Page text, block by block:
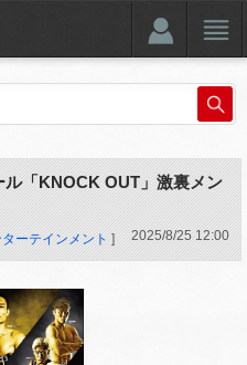
ル「KNOCK OUT」激裏メン
ーテインメント ] 2025/8/25 12:00